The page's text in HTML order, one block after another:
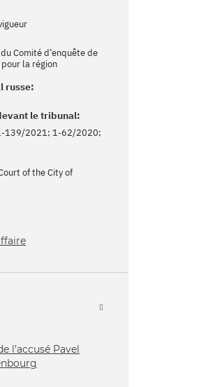
Comité d’enquête de
la région
russe:
le tribunal:
139/2021; 1-62/2020;
of the City of
l’accusé Pavel